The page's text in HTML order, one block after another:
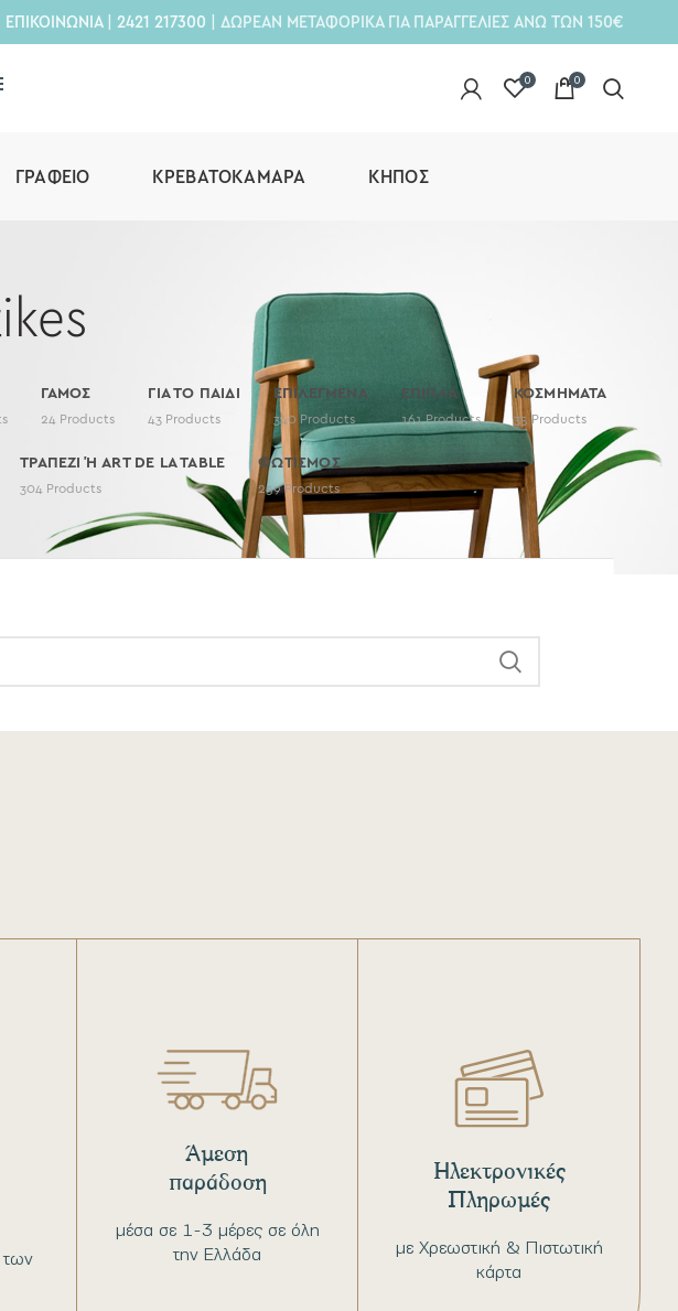
ΕΠΙΚΟΙΝΩΝΙΑ| 2421 217300 | ΔΩΡΕΑΝ ΜΕΤΑΦΟΡΙΚΑ ΓΙΑ ΠΑΡΑΓΓΕΛΙΕΣ ΑΝΩ ΤΩΝ 150€
0 0
ΓΡΑΦΕΊΟ ΚΡΕΒΑΤΟΚΆΜΑΡΑ ΚΉΠΟΣ
ΓΑΜΟΣ
24 Products
ΓΙΑ ΤΟ ΠΑΙΔΙ
43 Products
ΕΠΙΛΕΓΜΕΝΑ
340 Products
ΕΠΙΠΛΑ
161 Products
ΚΟΣΜΗΜΑΤΑ
35 Products
ΤΡΑΠΕΖΙ Ή ART DE LA TABLE
304 Products
ΦΩΤΙΣΜΟΣ
259 Products
των
μέσα σε 1-3 μέρες σε όλη
την Ελλάδα
Άμεση
παράδοση
με Χρεωστική & Πιστωτική
κάρτα
Ηλεκτρονικές
Πληρωμές